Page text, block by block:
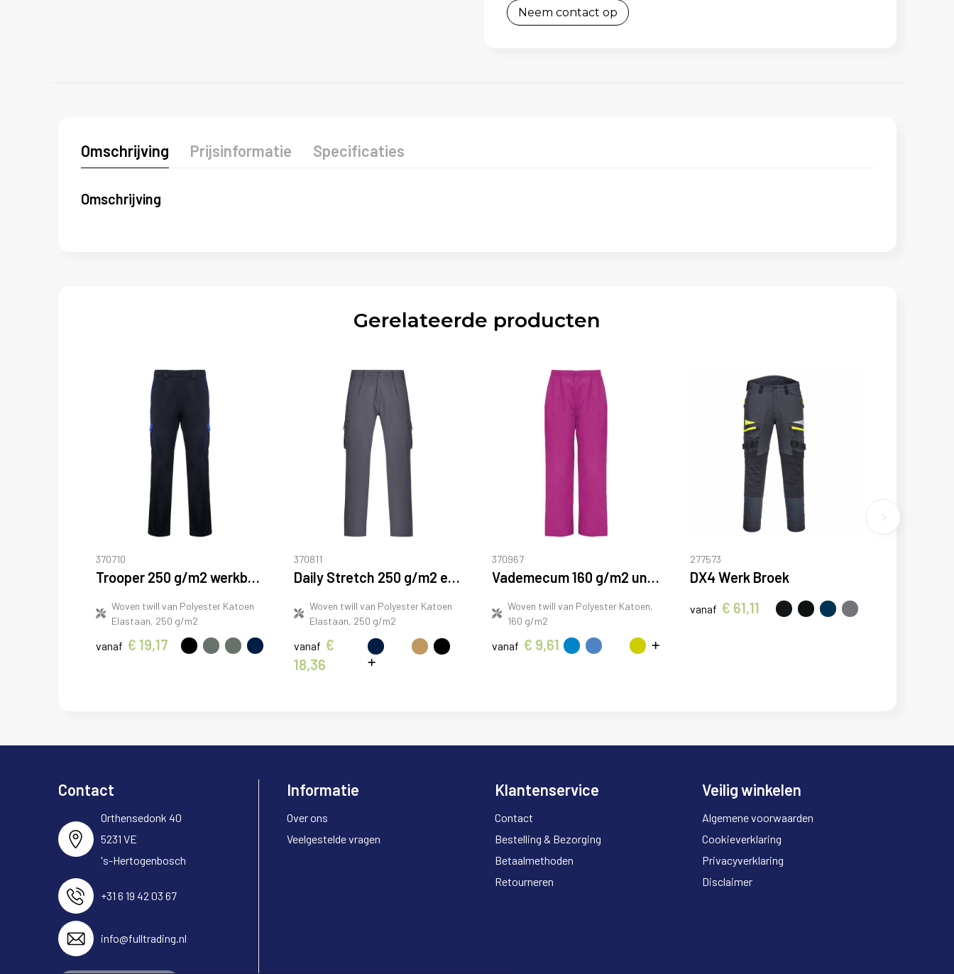
Neem contact op
Omschrijving Prijsinformatie Specificaties
Omschrijving
Gerelateerde producten
370710
Trooper 250 g/m2 werkbroek
Woven twill van Polyester Katoen
Elastaan, 250 g/m2
vanaf € 19,17
370811
Daily Stretch 250 g/m2 elastaan werkbroek
Woven twill van Polyester Katoen
Elastaan, 250 g/m2
vanaf €
18,36
370967
Vademecum 160 g/m2 uniseks servicebroek
Woven twill van Polyester Katoen,
160 g/m2
vanaf € 9,61
277573
DX4 Werk Broek
vanaf € 61,11
Contact
Orthensedonk 40
5231 VE
's-Hertogenbosch
+31 6 19 42 03 67
info@fulltrading.nl
Informatie
Over ons
Veelgestelde vragen
Klantenservice
Contact
Bestelling & Bezorging
Betaalmethoden
Retourneren
Veilig winkelen
Algemene voorwaarden
Cookieverklaring
Privacyverklaring
Disclaimer